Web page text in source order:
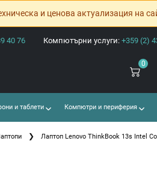
и ценова актуализация на
40 76 Компютърни услуги: +359 (2)
0
и таблети Компютри и периферия
Лаптоп Lenovo ThinkBook 13s Intel